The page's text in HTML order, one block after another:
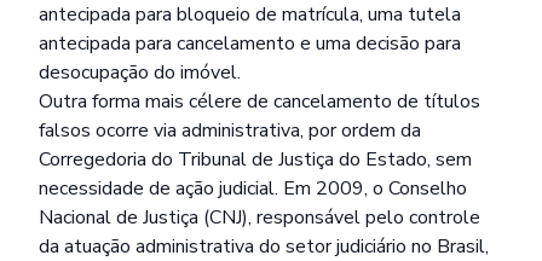
antecipada para bloqueio de matrícula, uma tutela
antecipada para cancelamento e uma decisão para
desocupação do imóvel.
Outra forma mais célere de cancelamento de títulos
falsos ocorre via administrativa, por ordem da
Corregedoria do Tribunal de Justiça do Estado, sem
necessidade de ação judicial. Em 2009, o Conselho
Nacional de Justiça (CNJ), responsável pelo controle
da atuação administrativa do setor judiciário no Brasil,